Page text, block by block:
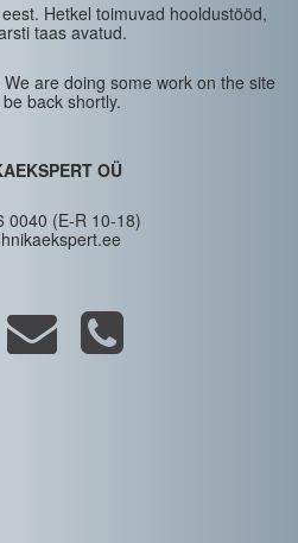
Hetkel toimuvad hooldustööd,
taas avatud.
are doing some work on the site
back shortly.
OÜ
0040 (E-R 10-18)